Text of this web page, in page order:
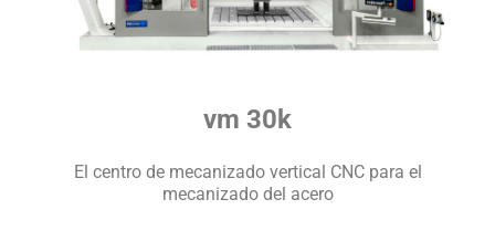
vm 30k
El centro de mecanizado vertical CNC para el
mecanizado del acero